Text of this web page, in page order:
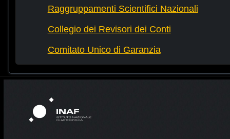
Raggruppamenti Scientifici Nazionali
Collegio dei Revisori dei Conti
Comitato Unico di Garanzia